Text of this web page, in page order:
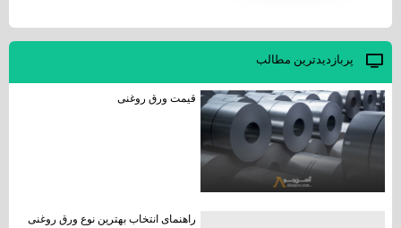
پربازديدترين مطالب
قیمت ورق روغنی
راهنمای انتخاب بهترین نوع ورق روغنی